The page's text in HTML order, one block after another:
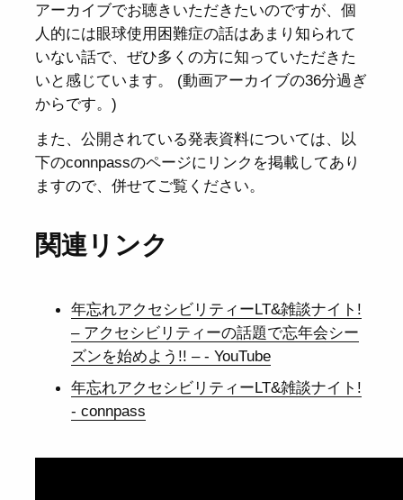
アーカイブでお聴きいただきたいのですが、個
人的には眼球使用困難症の話はあまり知られて
いない話で、ぜひ多くの方に知っていただきた
いと感じています。 (動画アーカイブの36分過ぎ
からです。)
また、公開されている発表資料については、以
下のconnpassのページにリンクを掲載してあり
ますので、併せてご覧ください。
関連リンク
年忘れアクセシビリティーLT&雑談ナイト!
– アクセシビリティーの話題で忘年会シー
ズンを始めよう!! – - YouTube
年忘れアクセシビリティーLT&雑談ナイト!
- connpass